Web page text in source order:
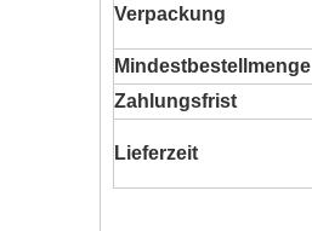
Verpackung
Mindestbestellmenge
Zahlungsfrist
Lieferzeit